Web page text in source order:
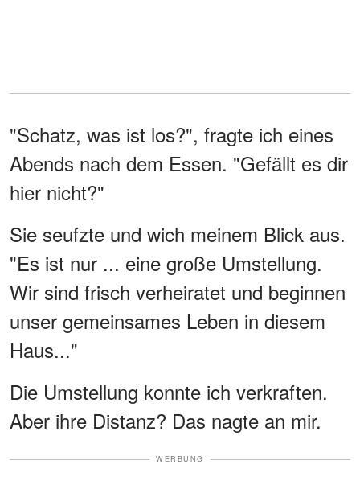
"Schatz, was ist los?", fragte ich eines
Abends nach dem Essen. "Gefällt es dir
hier nicht?"
Sie seufzte und wich meinem Blick aus.
"Es ist nur ... eine große Umstellung.
Wir sind frisch verheiratet und beginnen
unser gemeinsames Leben in diesem
Haus..."
Die Umstellung konnte ich verkraften.
Aber ihre Distanz? Das nagte an mir.
WERBUNG